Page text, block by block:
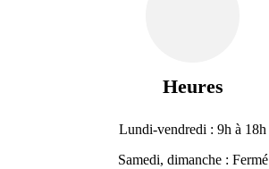
Heures
Lundi-vendredi : 9h à 18h
Samedi, dimanche : Fermé